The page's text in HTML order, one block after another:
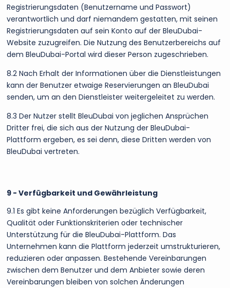
Registrierungsdaten (Benutzername und Passwort)
verantwortlich und darf niemandem gestatten, mit seinen
Registrierungsdaten auf sein Konto auf der BleuDubai-
Website zuzugreifen. Die Nutzung des Benutzerbereichs auf
dem BleuDubai-Portal wird dieser Person zugeschrieben.
8.2 Nach Erhalt der Informationen über die Dienstleistungen
kann der Benutzer etwaige Reservierungen an BleuDubai
senden, um an den Dienstleister weitergeleitet zu werden.
8.3 Der Nutzer stellt BleuDubai von jeglichen Ansprüchen
Dritter frei, die sich aus der Nutzung der BleuDubai-
Plattform ergeben, es sei denn, diese Dritten werden von
BleuDubai vertreten.
9 - Verfügbarkeit und Gewährleistung
9.1 Es gibt keine Anforderungen bezüglich Verfügbarkeit,
Qualität oder Funktionskriterien oder technischer
Unterstützung für die BleuDubai-Plattform. Das
Unternehmen kann die Plattform jederzeit umstrukturieren,
reduzieren oder anpassen. Bestehende Vereinbarungen
zwischen dem Benutzer und dem Anbieter sowie deren
Vereinbarungen bleiben von solchen Änderungen